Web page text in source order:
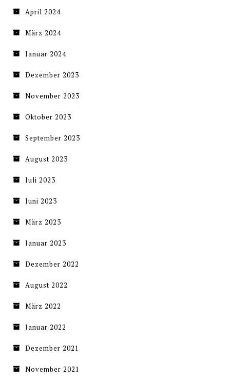
April 2024
März 2024
Januar 2024
Dezember 2023
November 2023
Oktober 2023
September 2023
August 2023
Juli 2023
Juni 2023
März 2023
Januar 2023
Dezember 2022
August 2022
März 2022
Januar 2022
Dezember 2021
November 2021